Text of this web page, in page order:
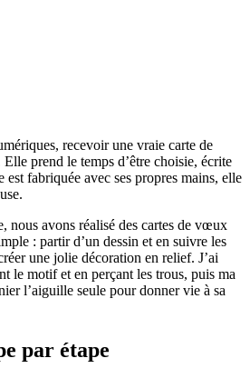
recevoir une vraie carte de
prend le temps d’être choisie, écrite
est fabriquée avec ses propres mains, elle
nous avons réalisé des cartes de vœux
: partir d’un dessin et en suivre les
une jolie décoration en relief. J’ai
le motif et en perçant les trous, puis ma
l’aiguille seule pour donner vie à sa
par étape